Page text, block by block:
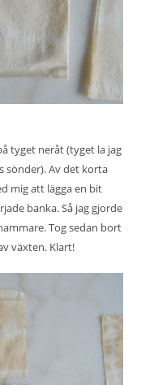
tyget neråt (tyget la jag
sönder). Av det korta
mig att lägga en bit
banka. Så jag gjorde
Tog sedan bort
växten. Klart!